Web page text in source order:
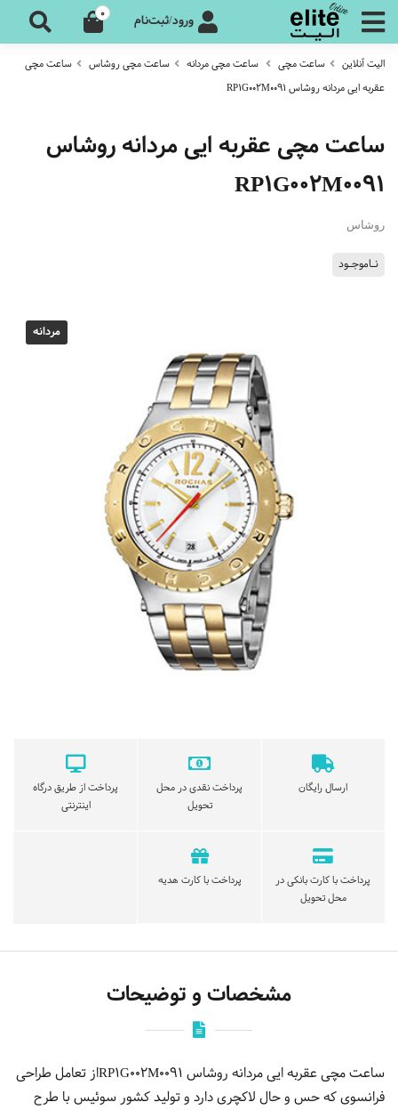
ورود/ثبت‌نام 0
الیت آنلاین ساعت مچی ساعت مچی مردانه ساعت مچی روشاس
ساعت مچی
عقربه ایی مردانه روشاس RP1G002M0091
ساعت مچی عقربه ایی مردانه روشاس
RP1G002M0091
روشاس
نـاموجـود
مردانه
ارسال رایگان
پرداخت نقدی در محل
تحویل
پرداخت از طریق درگاه
اینترنتی
پرداخت با کارت بانکی در
محل تحویل
پرداخت با کارت هدیه
مشخصات و توضیحات
ساعت مچی عقربه ایی مردانه روشاس RP1G002M0091از تعامل طراحی
فرانسوی که حس و حال لاکچری دارد و تولید کشور سوئیس با طرح